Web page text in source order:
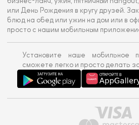
или День Рождения в кругу друзей.
блюд на обед или ужин на дом или в
просто с нашим мобильным
Установите наше мобильное
сможете легко и просто делать